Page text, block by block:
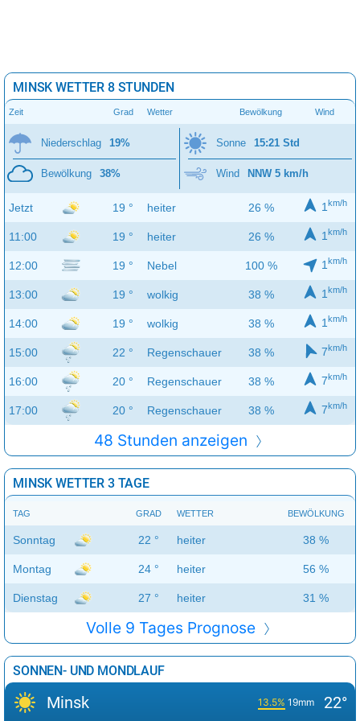
MINSK WETTER 8 STUNDEN
Zeit Grad Wetter Bewölkung Wind
Niederschlag 19%
Bewölkung 38%
Sonne 15:21 Std
Wind NNW 5 km/h
Jetzt 19 ° heiter 26 % 1 km/h
11:00 19 ° heiter 26 % 1 km/h
12:00 19 ° Nebel 100 % 1 km/h
13:00 19 ° wolkig 38 % 1 km/h
14:00 19 ° wolkig 38 % 1 km/h
15:00 22 ° Regenschauer 38 % 7km/h
16:00 20 ° Regenschauer 38 % 7km/h
17:00 20 ° Regenschauer 38 % 7km/h
48 Stunden anzeigen
MINSK WETTER 3 TAGE
TAG GRAD WETTER BEWÖLKUNG
Sonntag 22 ° heiter 38 %
Montag 24 ° heiter 56 %
Dienstag 27 ° heiter 31 %
Volle 9 Tages Prognose
SONNEN- UND MONDLAUF
Minsk 13.5% 19mm 22°